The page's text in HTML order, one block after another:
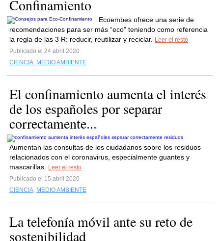
Confinamiento
Ecoembes ofrece una serie de
recomendaciones para ser más “eco” teniendo como referencia
la regla de las 3 R: reducir, reutilizar y reciclar.
Leer el resto
Publicado el 24 abril 2020
CIENCIA, MEDIO AMBIENTE
El confinamiento aumenta el interés
de los españoles por separar
correctamente...
Aumentan las consultas de los ciudadanos sobre los residuos
relacionados con el coronavirus, especialmente guantes y
mascarillas.
Leer el resto
Publicado el 15 abril 2020
CIENCIA, MEDIO AMBIENTE
La telefonía móvil ante su reto de
sostenibilidad